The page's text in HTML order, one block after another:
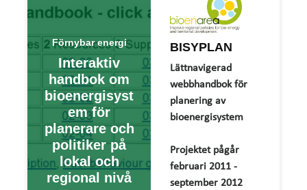
Förnybar energi
Interaktiv
handbok om
bioenergisyst
em för
planerare och
politiker på
lokal och
regional nivå
BISYPLAN
Lättnavigerad
webbhandbok för
planering av
bioenergisystem
Projektet pågår
februari 2011 -
september 2012